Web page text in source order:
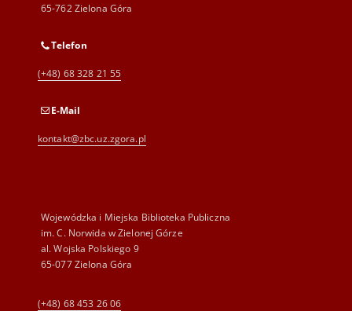
65-762 Zielona Góra
Telefon
(+48) 68 328 21 55
E-Mail
kontakt@zbc.uz.zgora.pl
Wojewódzka i Miejska Biblioteka Publiczna
im. C. Norwida w Zielonej Górze
al. Wojska Polskiego 9
65-077 Zielona Góra
(+48) 68 453 26 06